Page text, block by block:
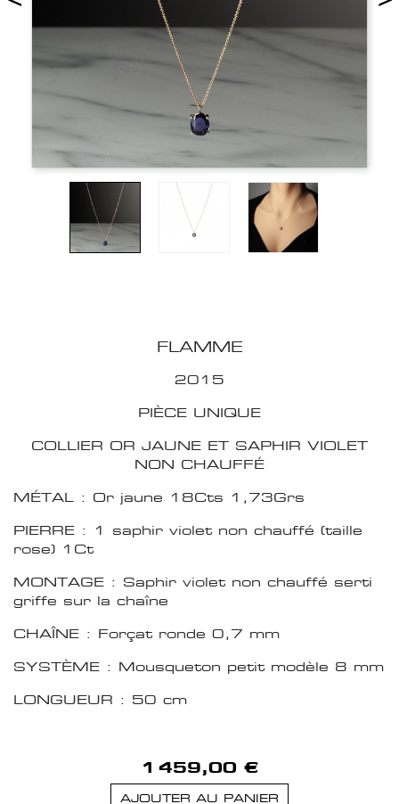
FLAMME
2015
PIÈCE UNIQUE
COLLIER OR JAUNE ET SAPHIR VIOLET
NON CHAUFFÉ
MÉTAL : Or jaune 18Cts 1,73Grs
PIERRE : 1 saphir violet non chauffé (taille
rose) 1Ct
MONTAGE : Saphir violet non chauffé serti
griffe sur la chaîne
CHAÎNE : Forçat ronde 0,7 mm
SYSTÈME : Mousqueton petit modèle 8 mm
LONGUEUR : 50 cm
1 459,00 €
AJOUTER AU PANIER